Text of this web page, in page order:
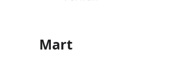
Mart